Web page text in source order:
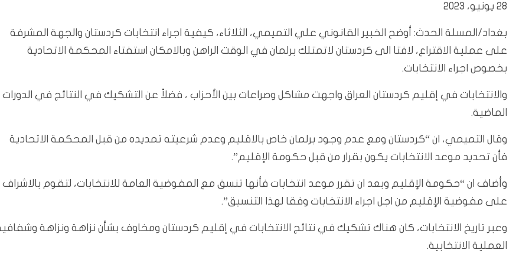
28 يونيو، 2023
بغداد/المسلة الحدث: أوضح الخبير القانوني علي التميمي، الثلاثاء، كيفية اجراء انتخابات كردستان والجهة المشرفة
على عملية الاقتراع، لافتا الى كردستان لاتمتلك برلمان في الوقت الراهن وبالامكان استفتاء المحكمة الاتحادية
بخصوص اجراء الانتخابات.
والانتخابات في إقليم كردستان العراق واجهت مشاكل وصراعات بين الأحزاب ، فضلاً عن التشكيك في النتائج في الدورات
الماضية.
وقال التميمي، ان “كردستان ومع عدم وجود برلمان خاص بالاقليم وعدم شرعيته تمديده من قبل المحكمة الاتحادية
فأن تحديد موعد الانتخابات يكون بقرار من قبل حكومة الإقليم”.
وأضاف ان “حكومة الإقليم وبعد ان تقرر موعد انتخابات فأنها تنسق مع المفوضية العامة للانتخابات، لتقوم بالاشراف
على مفوضية الإقليم من اجل اجراء الانتخابات وفقا لهذا التنسيق”.
وعبر تاريخ الانتخابات، كان هناك تشكيك في نتائج الانتخابات في إقليم كردستان ومخاوف بشأن نزاهة ونزاهة
العملية الانتخابية.